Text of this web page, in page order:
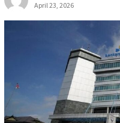
April 23, 2026